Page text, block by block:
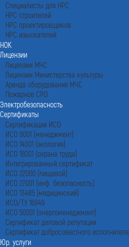
Специалисты для НРС
НРС строителей
НРС проектировщиков
НРС изыскателей
НОК
Лицензии
Лицензии МЧС
Лицензии Министерства культуры
Аренда оборудования МЧС
Пожарное СРО
Электробезопасность
Сертификаты
Сертификация ИСО
ИСО 9001 (менеджмент)
ИСО 14001 (экология)
ИСО 18001 (охрана труда)
Интегрированный сертификат
ИСО 22000 (пищевой)
ИСО 27001 (инф. безопасность)
ИСО 13485 (медицинский)
ИСО/ТУ 16949
ИСО 50001 (энергоменеджмент)
Сертификат деловой репутации
Сертификат добросовестного исполнителя
Юр. услуги